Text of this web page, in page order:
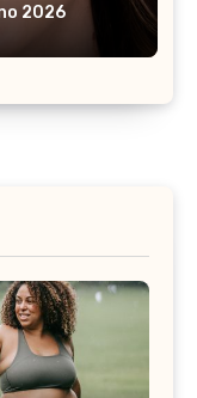
2026